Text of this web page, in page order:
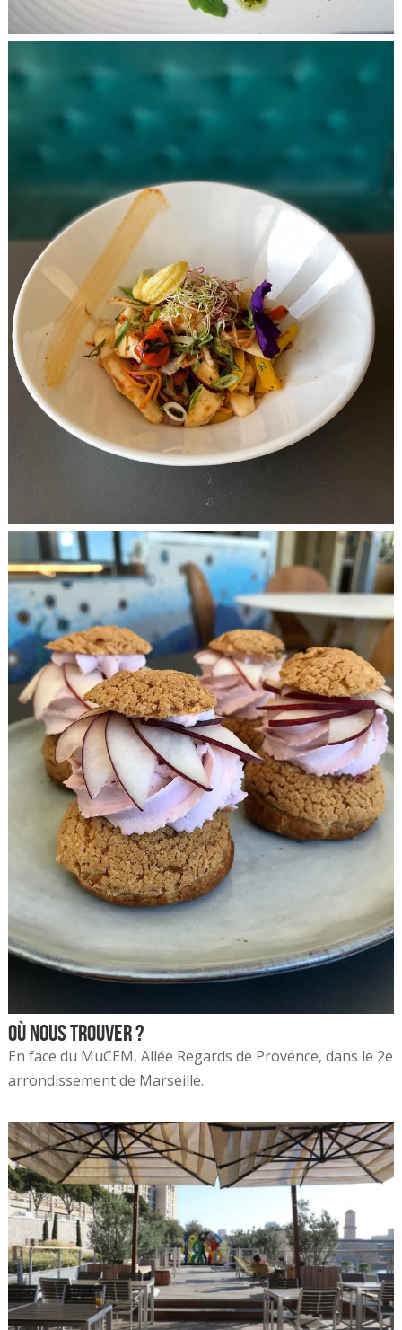
Où nous trouver ?
En face du MuCEM, Allée Regards de Provence, dans le 2e
arrondissement de Marseille.